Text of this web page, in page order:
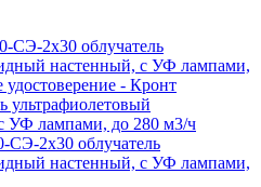
СЭ-2х30 облучатель
настенный, с УФ лампами,
удостоверение - Кронт
ультрафиолетовый
УФ лампами, до 280 м3/ч
2х30 облучатель
настенный, с УФ лампами,